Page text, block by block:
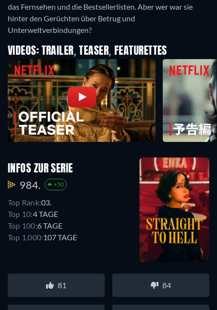
das Fernsehen und die Bestsellerlisten. Aber wer war sie
hinter den Gerüchten über Betrug und
Unterweltverbindungen?
VIDEOS: TRAILER, TEASER, FEATURETTES
INFOS ZUR SERIE
984. +50
Top Rank:03.
Top 10:4 TAGE
Top 100:6 TAGE
Top 1.000:107 TAGE
81 84